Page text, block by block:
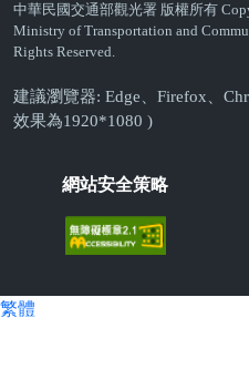
中華民國交通部觀光署 版權所有
Ministry of Transportation and
Rights Reserved.
建議瀏覽器: Edge、Firefox、
效果為1920*1080 )
網站安全策略
繁體